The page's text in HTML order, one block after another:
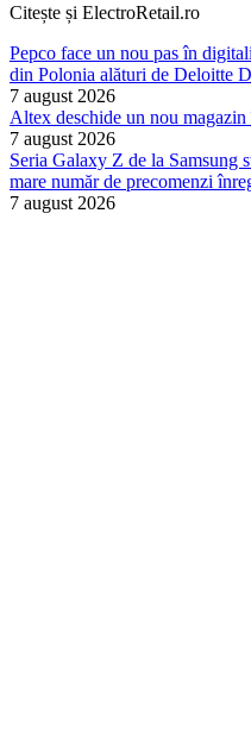
Citește și ElectroRetail.ro
Pepco face un nou pas în
din Polonia alături de Deloitte
7 august 2026
Altex deschide un nou
7 august 2026
Seria Galaxy Z de la Samsung
mare număr de precomenzi
7 august 2026